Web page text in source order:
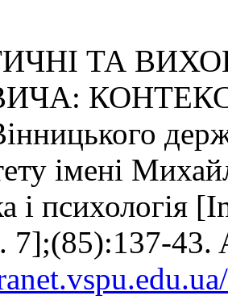
ТА
імені
і психологія
7];(85):137-43.